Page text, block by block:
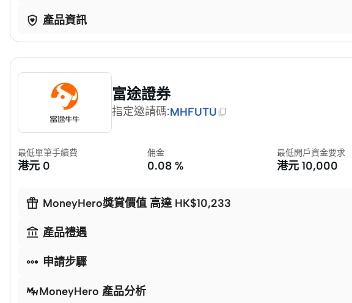
 產品資訊
富途證券
指定邀請碼:MHFUTU
最低單筆手續費
港元 0
佣金
0.08 %
最低開戶資金要求
港元 10,000
 MoneyHero獎賞價值 高達 HK$10,233
 產品禮遇
 申請步驟
MoneyHero 產品分析